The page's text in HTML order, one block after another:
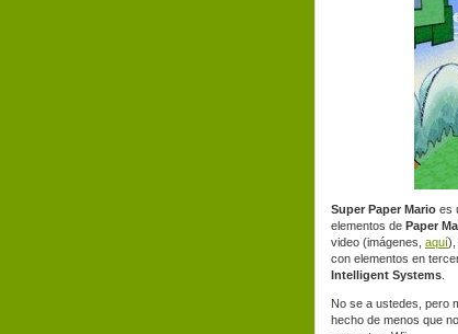
Super Paper Mario es
elementos de Paper
video (imágenes, aquí),
con elementos en
Intelligent Systems
No se a ustedes, pero
hecho de menos que